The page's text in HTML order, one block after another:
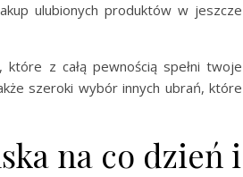
ulubionych produktów w jeszcze
z całą pewnością spełni twoje
szeroki wybór innych ubrań, które
na co dzień i